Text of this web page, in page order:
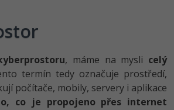
-80%
-80%
, máme na mysli celý
termín tedy označuje prostředí,
počítače, mobily, servery i aplikace
co je propojeno přes internet